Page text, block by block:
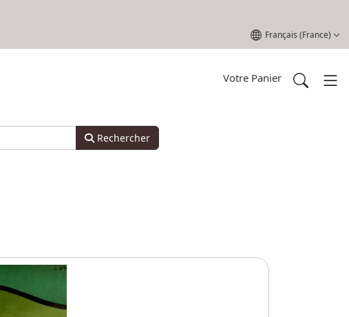
Sélectionnez votre
Français (France)
Rechercher
Votre Panier